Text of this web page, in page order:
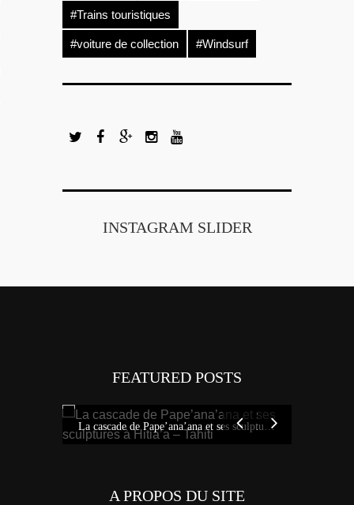
#Trains touristiques
#voiture de collection #Windsurf
INSTAGRAM SLIDER
FEATURED POSTS
La cascade de Pape’ana’ana et ses sculptures à Hitia’a – Tahiti
A PROPOS DU SITE